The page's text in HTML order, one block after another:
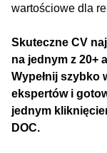
wartościowe dla
Skuteczne CV
na jednym z 20+
Wypełnij szybko
ekspertów i
jednym
DOC.